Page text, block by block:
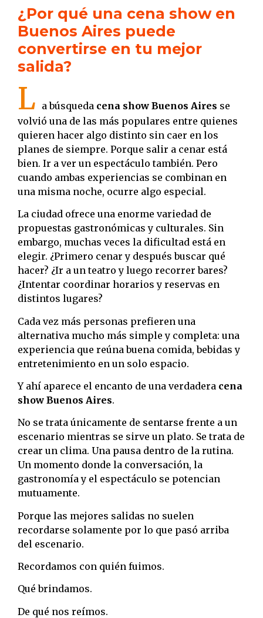
¿Por qué una cena show en
Buenos Aires puede
convertirse en tu mejor
salida?
L a búsqueda cena show Buenos Aires se
volvió una de las más populares entre quienes
quieren hacer algo distinto sin caer en los
planes de siempre. Porque salir a cenar está
bien. Ir a ver un espectáculo también. Pero
cuando ambas experiencias se combinan en
una misma noche, ocurre algo especial.
La ciudad ofrece una enorme variedad de
propuestas gastronómicas y culturales. Sin
embargo, muchas veces la dificultad está en
elegir. ¿Primero cenar y después buscar qué
hacer? ¿Ir a un teatro y luego recorrer bares?
¿Intentar coordinar horarios y reservas en
distintos lugares?
Cada vez más personas prefieren una
alternativa mucho más simple y completa: una
experiencia que reúna buena comida, bebidas y
entretenimiento en un solo espacio.
Y ahí aparece el encanto de una verdadera cena
show Buenos Aires.
No se trata únicamente de sentarse frente a un
escenario mientras se sirve un plato. Se trata de
crear un clima. Una pausa dentro de la rutina.
Un momento donde la conversación, la
gastronomía y el espectáculo se potencian
mutuamente.
Porque las mejores salidas no suelen
recordarse solamente por lo que pasó arriba
del escenario.
Recordamos con quién fuimos.
Qué brindamos.
De qué nos reímos.